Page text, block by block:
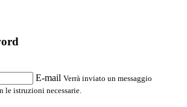
E-mail Verrà inviato un messaggio
istruzioni necessarie.